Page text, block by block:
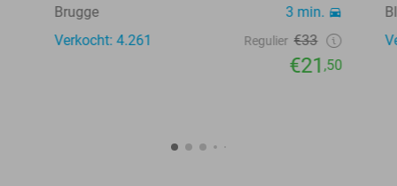
Brugge
3 min.
Verkocht: 4.261
Regulier €33
€21,50